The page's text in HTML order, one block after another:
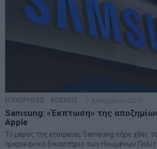
ΕΠΙΧΕΙΡΗΣΕΙΣ ΚΟΣΜΟΣ 7 Δεκεμβρίου 2016
Samsung: «Έκπτωση» της
Apple
Το μέρος της εταιρείας Samsung πήρε χθες
αμερικανικό δικαστήριο των Ηνωμένων